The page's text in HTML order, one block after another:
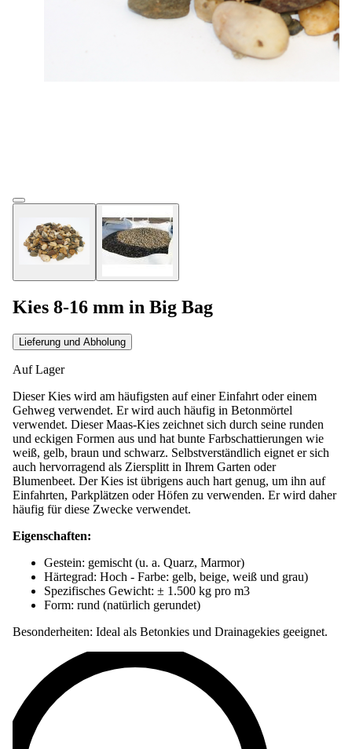
Kies 8-16 mm in Big Bag
Auf Lager
Dieser Kies wird am häufigsten auf einer Einfahrt oder einem
verwendet. Dieser Maas-Kies zeichnet sich durch seine runden
und eckigen Formen aus und hat bunte Farbschattierungen wie
weiß, gelb, braun und schwarz. Selbstverständlich eignet er sich
auch hervorragend als Ziersplitt in Ihrem Garten oder
Blumenbeet. Der Kies ist übrigens auch hart genug, um ihn auf
Einfahrten, Parkplätzen oder Höfen zu verwenden. Er wird daher
häufig für diese Zwecke verwendet.
Eigenschaften:
Gestein: gemischt (u. a. Quarz, Marmor)
Spezifisches Gewicht: ± 1.500 kg pro m3
Form: rund (natürlich gerundet)
Besonderheiten: Ideal als Betonkies und Drainagekies geeignet.